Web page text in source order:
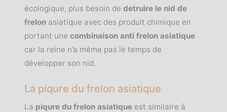
écologique, plus besoin de detruire le nid de
frelon asiatique avec des produit chimique en
portant une combinaison anti frelon asiatique
car la reine n’a même pas le temps de
développer son nid.
La piqure du frelon asiatique
La piqure du frelon asiatique est similaire à